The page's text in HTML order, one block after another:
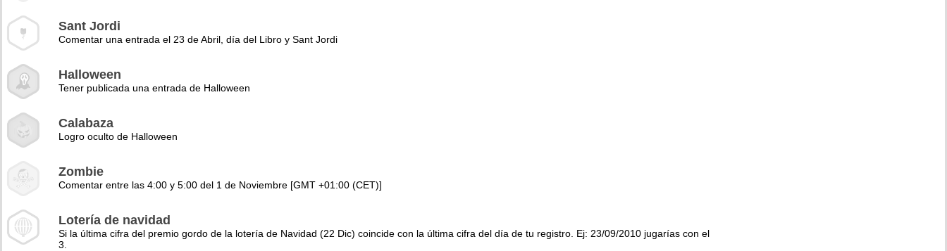
Sant Jordi
Comentar una entrada el 23 de Abril, día del Libro y Sant Jordi
Halloween
Tener publicada una entrada de Halloween
Calabaza
Logro oculto de Halloween
Zombie
Comentar entre las 4:00 y 5:00 del 1 de Noviembre [GMT +01:00 (CET)]
Lotería de navidad
Si la última cifra del premio gordo de la lotería de Navidad (22 Dic) coincide con la última cifra del día de tu registro. Ej: 23/09/2010 jugarías con el
3.